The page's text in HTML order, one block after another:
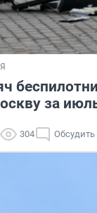
за
304 Обсудить